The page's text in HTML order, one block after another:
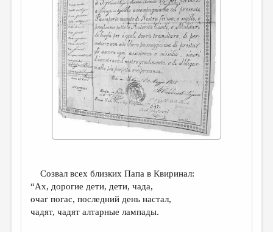
ПРОИЗВЕДЕНИЯ
ПЕРЕВОДЫ
КОНКУРСЫ
ДЕТСКАЯ КОМНАТА
КНИЖНАЯ ПОЛКА
ОБЗОР ЛИТЕРАТУРЫ
СТРАНИЦЫ ПАМЯТИ
КОЛОНКА РЕДАКТОРА
РЕДКОЛЛЕГИЯ
Созвал всех близких Папа в Квиринал:
“Ах, дорогие дети, дети, чада,
очаг погас, последний день настал,
чадят, чадят алтарные лампады.